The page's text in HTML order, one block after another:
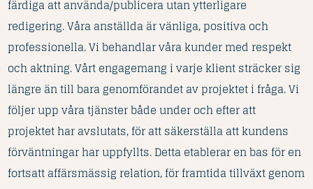
färdiga att använda/publicera utan ytterligare
redigering. Våra anställda är vänliga, positiva och
professionella. Vi behandlar våra kunder med respekt
och aktning. Vårt engagemang i varje klient sträcker sig
längre än till bara genomförandet av projektet i fråga. Vi
följer upp våra tjänster både under och efter att
projektet har avslutats, för att säkerställa att kundens
förväntningar har uppfyllts. Detta etablerar en bas för en
fortsatt affärsmässig relation, för framtida tillväxt genom